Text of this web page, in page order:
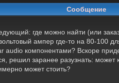
Сообщение
где можно найти (или
ампер где-то на 80-100
audio компонентами? Вскоре
решил заранее разузнать: может
может стоить?